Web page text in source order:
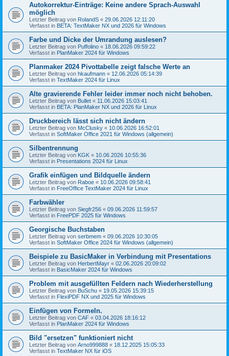
Autokorrektur-Einträge: Keine andere Sprach-Auswahl
möglich
Letzter Beitrag von RolandS « 29.06.2026 12:11:20
Verfasst in BETA: TextMaker NX und 2026 für Windows
Farbe und Dicke der Umrandung auslesen?
Letzter Beitrag von Puffolino « 18.06.2026 09:59:22
Verfasst in PlanMaker 2024 für Windows
Planmaker 2024 Pivottabelle zeigt falsche Werte an
Letzter Beitrag von hkaufmann « 12.06.2026 05:14:39
Verfasst in TextMaker 2024 für Linux
Alte gravierende Fehler leider immer noch nicht behoben.
Letzter Beitrag von Bullet « 11.06.2026 15:03:41
Verfasst in BETA: PlanMaker NX und 2026 für Linux
Druckbereich lässt sich nicht ändern
Letzter Beitrag von McClusky « 10.06.2026 16:52:01
Verfasst in SoftMaker Office 2021 für Windows (allgemein)
Silbentrennung
Letzter Beitrag von KGK « 10.06.2026 10:55:36
Verfasst in Presentations 2024 für Linux
Grafik einfügen und Bildquelle ändern
Letzter Beitrag von Raboe « 10.06.2026 09:58:41
Verfasst in FreeOffice TextMaker 2024 für Linux
Farbwähler
Letzter Beitrag von Siegfr256 « 09.06.2026 11:59:57
Verfasst in FreePDF 2025 für Windows
Georgische Buchstaben
Letzter Beitrag von serbmem « 09.06.2026 10:30:05
Verfasst in SoftMaker Office 2024 für Windows (allgemein)
Beispiele zu BasicMaker in Verbindung mit Presentations
Letzter Beitrag von HerbertMayr « 02.06.2026 20:09:02
Verfasst in BasicMaker 2024 für Windows
Problem mit ausgefüllten Feldern nach Wiederherstellung
Letzter Beitrag von BuSchu « 19.05.2026 15:39:15
Verfasst in FlexiPDF NX und 2025 für Windows
Einfügen von Formeln.
Letzter Beitrag von CAF « 03.04.2026 18:16:12
Verfasst in PlanMaker 2024 für Windows
Bild "ersetzen" funktioniert nicht
Letzter Beitrag von Arno999888 « 18.12.2025 15:05:33
Verfasst in TextMaker NX für iOS